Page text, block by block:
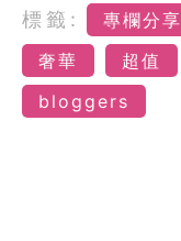
標籤: 專欄分享
奢華
超值
bloggers